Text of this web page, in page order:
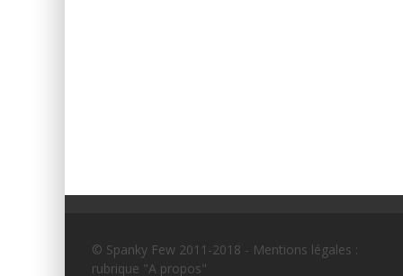
© Spanky Few 2011-2018 - Mentions légales :
rubrique "A propos"